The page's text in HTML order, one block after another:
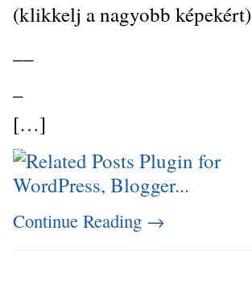
(klikkelj a nagyobb képekért)
[…]
Continue Reading →